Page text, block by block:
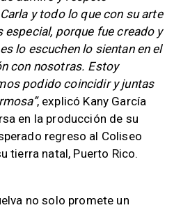
y todo lo que con su arte
especial, porque fue creado y
lo escuchen lo sientan en el
con nosotras. Estoy
podido coincidir y juntas
, explicó Kany García
en la producción de su
regreso al Coliseo
tierra natal, Puerto Rico.
no solo promete un